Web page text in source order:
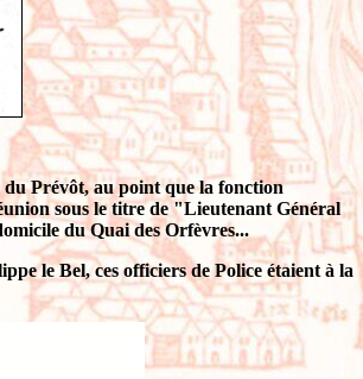
du Prévôt, au point que la fonction
sous le titre de "Lieutenant Général
du Quai des Orfèvres...
le Bel, ces officiers de Police étaient à la